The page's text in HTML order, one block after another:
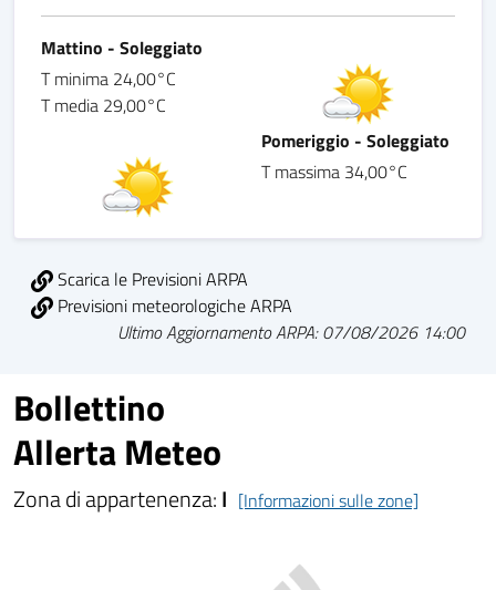
Mattino - Soleggiato
T minima 24,00°C
T media 29,00°C
Pomeriggio - Soleggiato
T massima 34,00°C
Scarica le Previsioni ARPA
Previsioni meteorologiche ARPA
Ultimo Aggiornamento ARPA: 07/08/2026 14:00
Bollettino
Allerta Meteo
Zona di appartenenza:I [Informazioni sulle zone]